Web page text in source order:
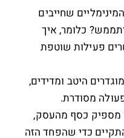
שחייבים
כלומר, איך
פעילות שוטפת
היטב ומדידים,
מסודרת.
כסף מהעסק,
כדי שהפחד הזה